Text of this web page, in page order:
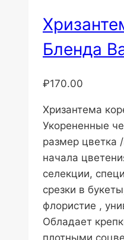
Бленда
₽170.00
Хризантема
Укорененные
размер цветка
начала
селекции,
срезки в
флористие ,
Обладает
плотными